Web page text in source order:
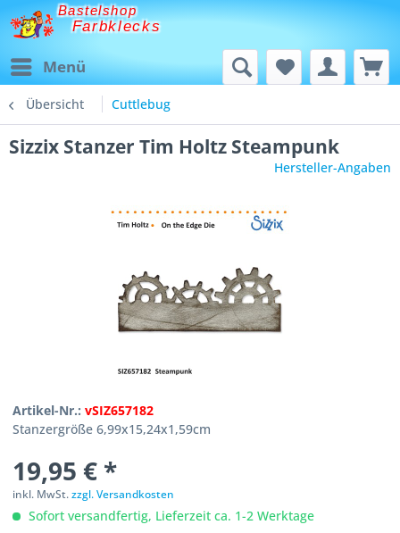
Bastelshop
Farbklecks
Menü
Übersicht Cuttlebug
Sizzix Stanzer Tim Holtz Steampunk
Hersteller-Angaben
Artikel-Nr.:vSIZ657182
Stanzergröße 6,99x15,24x1,59cm
19,95 € *
inkl. MwSt.zzgl. Versandkosten
Sofort versandfertig, Lieferzeit ca. 1-2 Werktage